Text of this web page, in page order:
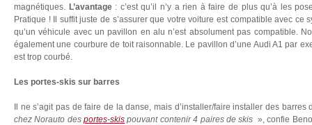
magnétiques. L’avantage: c’est qu’il n’y a rien à faire de plus qu’à les
Pratique ! Il suffit juste de s’assurer que votre voiture est compatible avec ce
qu’un véhicule avec un pavillon en alu n’est absolument pas compatible.
également une courbure de toit raisonnable. Le pavillon d’une Audi A1 par
est trop courbé.
Les portes-skis sur barres
Il ne s’agit pas de faire de la danse, mais d’installer/faire installer des barres
chez Norauto desportes-skis pouvant contenir 4 paires de skis », confie